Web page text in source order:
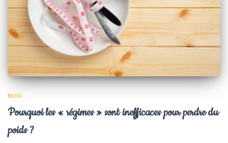
BLOG
Pourquoi les « régimes » sont inefficaces pour perdre du
poids ?